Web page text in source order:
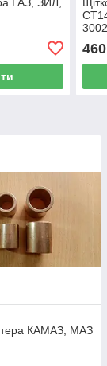
460
КАМАЗ, МАЗ